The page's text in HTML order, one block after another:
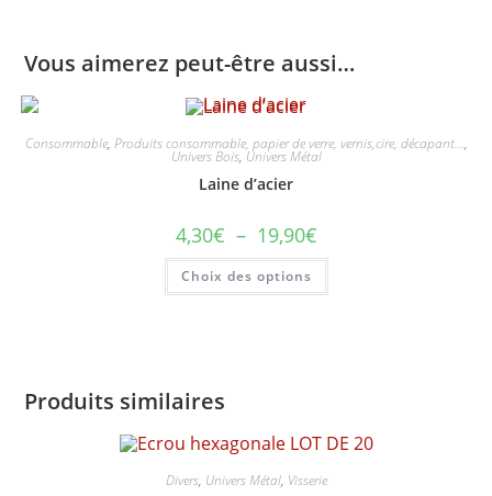
Vous aimerez peut-être aussi…
Consommable, Produits consommable, papier de verre, vernis,cire, décapant...,
Univers Bois,Univers Métal
Laine d’acier
4,30€ – 19,90€Plage
de
prix :
à
Choix des options
Ce
a
la
page
produit
Produits similaires
Divers, Univers Métal, Visserie